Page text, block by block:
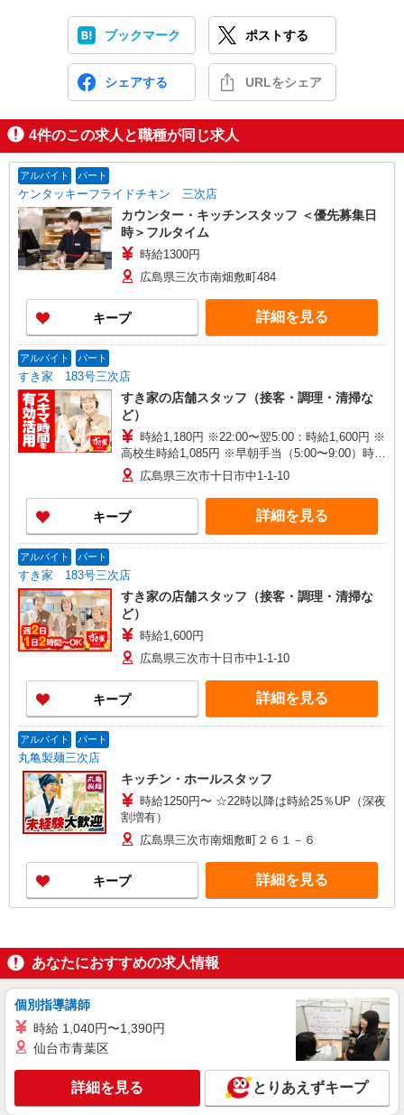
ブックマーク ポストする
シェアする URLをシェア
4件のこの求人と職種が同じ求人
アルバイト パート
ケンタッキーフライドチキン 三次店
カウンター・キッチンスタッフ ＜優先募集日
時＞フルタイム
時給1300円
広島県三次市南畑敷町484
キープ 詳細を見る
アルバイト パート
すき家 183号三次店
すき家の店舗スタッフ（接客・調理・清掃な
ど）
時給1,180円 ※22:00〜翌5:00：時給1,600円 ※
高校生時給1,085円 ※早朝手当（5:00〜9:00）時給
＋150円広島県三次市十日市中1-1-10
キープ 詳細を見る
アルバイト パート
すき家 183号三次店
すき家の店舗スタッフ（接客・調理・清掃な
ど）
時給1,600円
広島県三次市十日市中1-1-10
キープ 詳細を見る
アルバイト パート
丸亀製麺三次店
キッチン・ホールスタッフ
時給1250円〜 ☆22時以降は時給25％UP（深夜
割増有）
広島県三次市南畑敷町２６１－６
キープ 詳細を見る
あなたにおすすめの求人情報
個別指導講師
時給 1,040円〜1,390円
仙台市青葉区
詳細を見る とりあえずキープ